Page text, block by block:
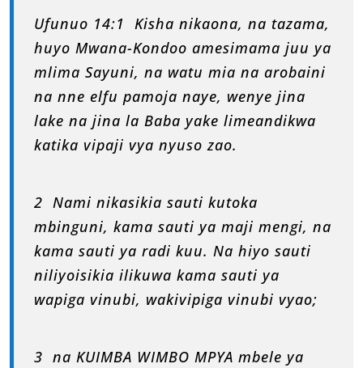
Ufunuo 14:1 Kisha nikaona, na tazama,
huyo Mwana-Kondoo amesimama juu ya
mlima Sayuni, na watu mia na arobaini
na nne elfu pamoja naye, wenye jina
lake na jina la Baba yake limeandikwa
katika vipaji vya nyuso zao.
2 Nami nikasikia sauti kutoka
mbinguni, kama sauti ya maji mengi, na
kama sauti ya radi kuu. Na hiyo sauti
niliyoisikia ilikuwa kama sauti ya
wapiga vinubi, wakivipiga vinubi vyao;
3 na KUIMBA WIMBO MPYA mbele ya